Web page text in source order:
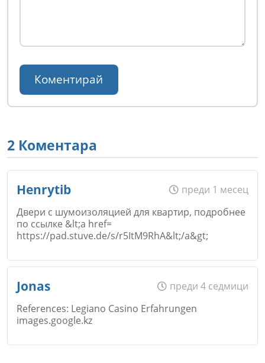
2 Коментара
Henrytib
преди 1 месец
Двери с шумоизоляцией для квартир, подробнее
по ссылке &lt;a href=
https://pad.stuve.de/s/r5ItM9RhA&lt;/a&gt;
Email
Jonas
преди 4 седмици
References: Legiano Casino Erfahrungen
images.google.kz